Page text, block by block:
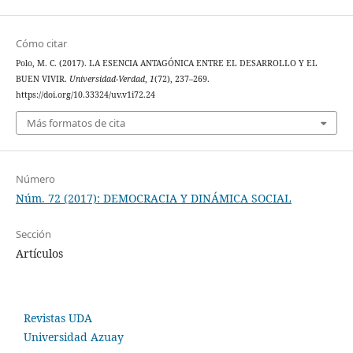
Cómo citar
Polo, M. C. (2017). LA ESENCIA ANTAGÓNICA ENTRE EL DESARROLLO Y EL
BUEN VIVIR. Universidad-Verdad, 1(72), 237–269.
https://doi.org/10.33324/uv.v1i72.24
Más formatos de cita
Número
Núm. 72 (2017): DEMOCRACIA Y DINÁMICA SOCIAL
Sección
Artículos
Revistas UDA
Universidad Azuay